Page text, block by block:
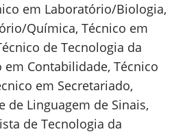
em Laboratório/Biologia,
Química, Técnico em
de Tecnologia da
Contabilidade, Técnico
em Secretariado,
de Linguagem de Sinais,
de Tecnologia da